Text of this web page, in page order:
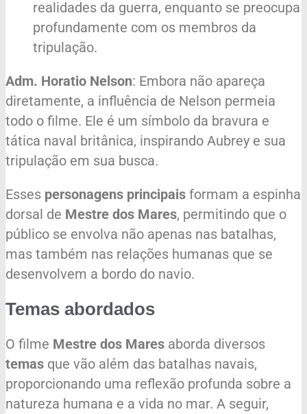
realidades da guerra, enquanto se preocupa
profundamente com os membros da
tripulação.
Adm. Horatio Nelson: Embora não apareça
diretamente, a influência de Nelson permeia
todo o filme. Ele é um símbolo da bravura e
tática naval britânica, inspirando Aubrey e sua
tripulação em sua busca.
Esses personagens principais formam a espinha
dorsal de Mestre dos Mares, permitindo que o
público se envolva não apenas nas batalhas,
mas também nas relações humanas que se
desenvolvem a bordo do navio.
Temas abordados
O filme Mestre dos Mares aborda diversos
temas que vão além das batalhas navais,
proporcionando uma reflexão profunda sobre a
natureza humana e a vida no mar. A seguir,